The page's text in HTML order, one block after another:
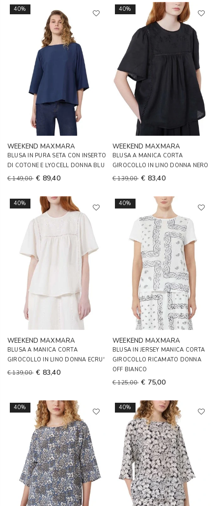
40%
WEEKEND MAXMARA
BLUSA IN PURA SETA CON INSERTO
DI COTONE E LYOCELL DONNA BLU
€ 149,00 € 89,40
40%
WEEKEND MAXMARA
BLUSA A MANICA CORTA
GIROCOLLO IN LINO DONNA NERO
€ 139,00 € 83,40
40%
WEEKEND MAXMARA
BLUSA A MANICA CORTA
GIROCOLLO IN LINO DONNA ECRU'
€ 139,00 € 83,40
40%
WEEKEND MAXMARA
BLUSA IN JERSEY MANICA CORTA
GIROCOLLO RICAMATO DONNA
OFF BIANCO
€ 125,00 € 75,00
40% 40%